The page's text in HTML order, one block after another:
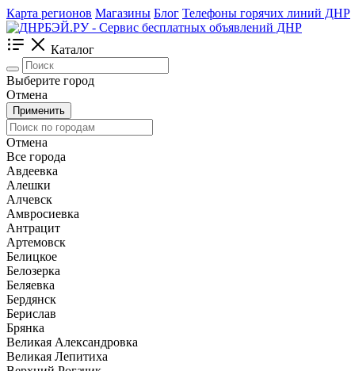
Карта регионов Магазины Блог Телефоны горячих линий ДНР
Каталог
Выберите город
Отмена
Применить
Отмена
Все города
Авдеевка
Алешки
Алчевск
Амвросиевка
Антрацит
Артемовск
Белицкое
Белозерка
Беляевка
Бердянск
Берислав
Брянка
Великая Александровка
Великая Лепитиха